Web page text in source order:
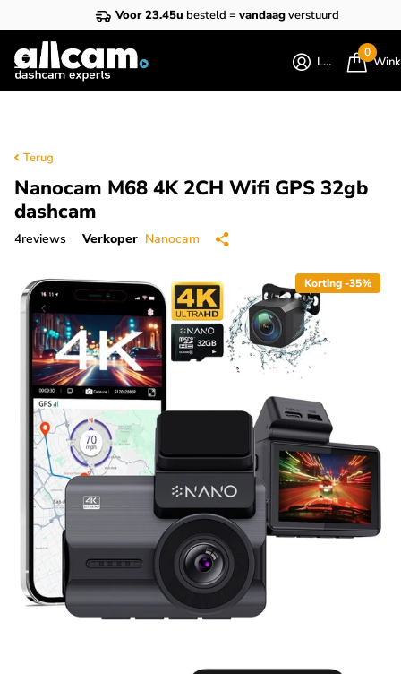
Voor 23.45u besteld = vandaagverstuurd
Login
0
Terug
Nanocam M68 4K 2CH Wifi GPS 32gb
dashcam
4reviews Verkoper Nanocam
Korting -35%